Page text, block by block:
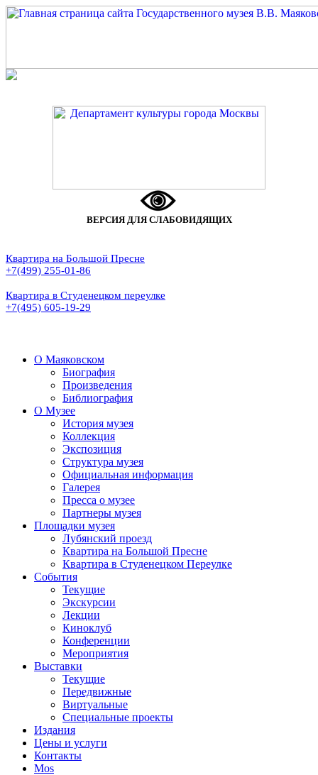
ВЕРСИЯ ДЛЯ СЛАБОВИДЯЩИХ
Квартира на Большой Пресне
+7(499) 255-01-86
Квартира в Студенецком переулке
+7(495) 605-19-29
О Маяковском
Биография
Произведения
Библиография
О Музее
История музея
Коллекция
Экспозиция
Структура музея
Официальная информация
Галерея
Пресса о музее
Партнеры музея
Площадки музея
Лубянский проезд
Квартира на Большой Пресне
Квартира в Студенецком Переулке
События
Текущие
Экскурсии
Лекции
Киноклуб
Конференции
Мероприятия
Выставки
Текущие
Передвижные
Виртуальные
Специальные проекты
Издания
Цены и услуги
Контакты
Mos